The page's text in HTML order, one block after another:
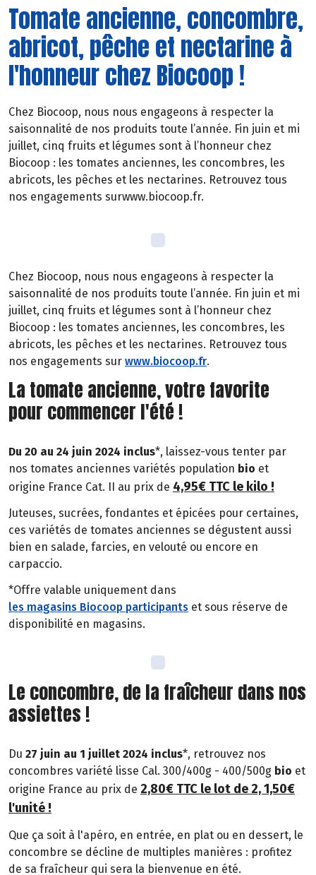
Tomate ancienne, concombre,
abricot, pêche et nectarine à
l'honneur chez Biocoop !
Chez Biocoop, nous nous engageons à respecter la
saisonnalité de nos produits toute l’année. Fin juin et mi
juillet, cinq fruits et légumes sont à l’honneur chez
Biocoop : les tomates anciennes, les concombres, les
abricots, les pêches et les nectarines. Retrouvez tous
nos engagements surwww.biocoop.fr.
Chez Biocoop, nous nous engageons à respecter la
saisonnalité de nos produits toute l’année. Fin juin et mi
juillet, cinq fruits et légumes sont à l’honneur chez
Biocoop : les tomates anciennes, les concombres, les
abricots, les pêches et les nectarines. Retrouvez tous
nos engagements sur www.biocoop.fr.
La tomate ancienne, votre favorite
pour commencer l'été !
Du 20 au 24 juin 2024 inclus*, laissez-vous tenter par
nos tomates anciennes variétés population bio et
origine France Cat. II au prix de 4,95€ TTC le kilo !
Juteuses, sucrées, fondantes et épicées pour certaines,
ces variétés de tomates anciennes se dégustent aussi
bien en salade, farcies, en velouté ou encore en
carpaccio.
*Offre valable uniquement dans
les magasins Biocoop participants et sous réserve de
disponibilité en magasins.
Le concombre, de la fraîcheur dans nos
assiettes !
Du 27 juin au 1 juillet 2024 inclus*, retrouvez nos
concombres variété lisse Cal. 300/400g - 400/500g bio et
origine France au prix de 2,80€ TTC le lot de 2, 1,50€
l'unité !
Que ça soit à l'apéro, en entrée, en plat ou en dessert, le
concombre se décline de multiples manières : profitez
de sa fraîcheur qui sera la bienvenue en été.